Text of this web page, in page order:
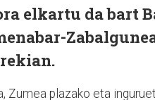
elkartu da bart
Zumea plazako eta